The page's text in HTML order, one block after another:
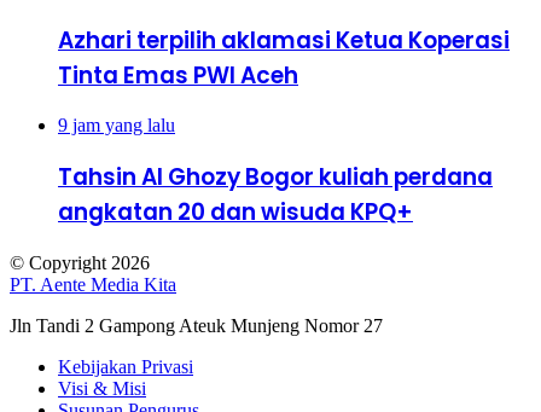
Azhari terpilih aklamasi Ketua Koperasi
Tinta Emas PWI Aceh
9 jam yang lalu
Tahsin Al Ghozy Bogor kuliah perdana
angkatan 20 dan wisuda KPQ+
© Copyright 2026
PT. Aente Media Kita
Jln Tandi 2 Gampong Ateuk Munjeng Nomor 27
Kebijakan Privasi
Visi & Misi